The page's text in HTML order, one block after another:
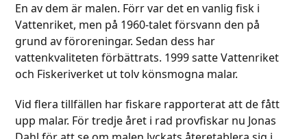
En av dem är malen. Förr var det en vanlig fisk i
Vattenriket, men på 1960-talet försvann den på
grund av föroreningar. Sedan dess har
vattenkvaliteten förbättrats. 1999 satte Vattenriket
och Fiskeriverket ut tolv könsmogna malar.
Vid flera tillfällen har fiskare rapporterat att de fått
upp malar. För tredje året i rad provfiskar nu Jonas